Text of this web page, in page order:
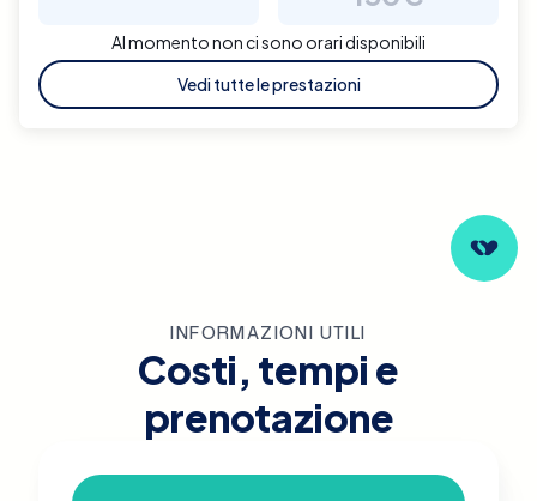
Al momento non ci sono orari disponibili
Vedi tutte le prestazioni
INFORMAZIONI UTILI
Costi, tempi e
prenotazione